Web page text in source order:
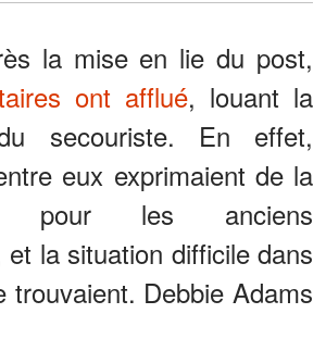
la mise en lie du post,
ont afflué, louant la
secouriste. En effet,
eux exprimaient de la
pour les anciens
et la situation difficile dans
trouvaient. Debbie Adams